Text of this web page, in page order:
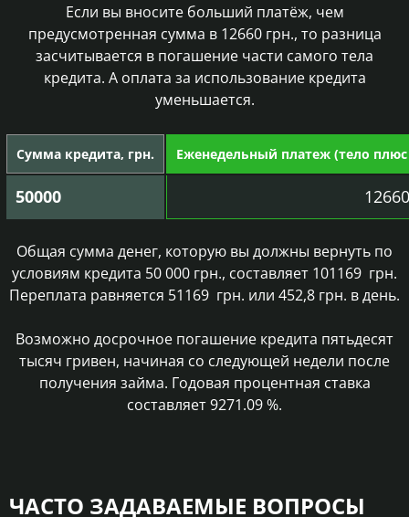
Если вы вносите больший платёж, чем
предусмотренная сумма в 12660 грн., то разница
засчитывается в погашение части самого тела
кредита. А оплата за использование кредита
уменьшается.
Сумма кредита, грн. Еженедельный платеж (тело плюс
50000 12660
Общая сумма денег, которую вы должны вернуть по
условиям кредита 50 000 грн., составляет 101169 грн.
Переплата равняется 51169 грн. или 452,8 грн. в день.
Возможно досрочное погашение кредита пятьдесят
тысяч гривен, начиная со следующей недели после
получения займа. Годовая процентная ставка
составляет9271.09%.
ЧАСТО ЗАДАВАЕМЫЕ ВОПРОСЫ